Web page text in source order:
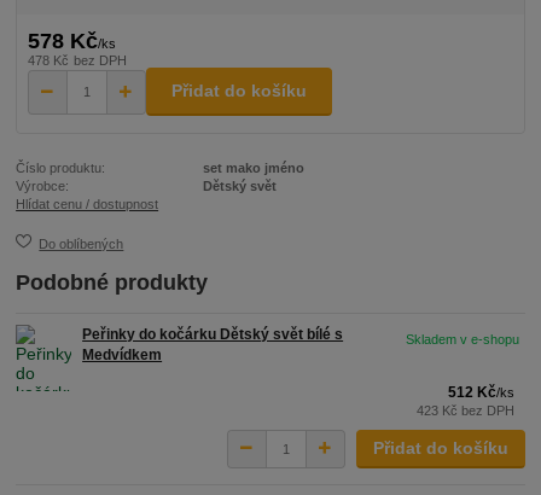
578 Kč/ks
478 Kč bez DPH
Přidat do košíku
Číslo produktu:
set mako jméno
Výrobce:
Dětský svět
Hlídat cenu / dostupnost
Do oblíbených
Podobné produkty
Peřinky do kočárku Dětský svět bílé s
Medvídkem
512 Kč/ks
423 Kč bez DPH
Skladem v e-shopu
Přidat do košíku